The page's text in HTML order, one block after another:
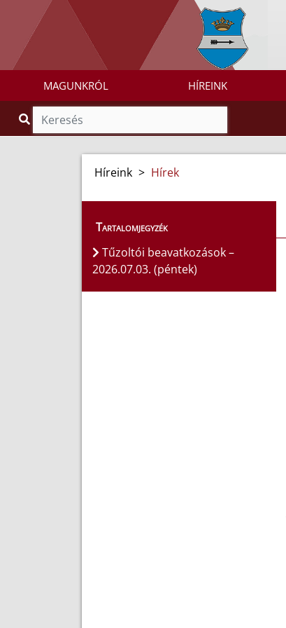
MAGUNKRÓL HÍREINK
Híreink > Hírek
Tartalomjegyzék
Tűzoltói beavatkozások –
2026.07.03. (péntek)